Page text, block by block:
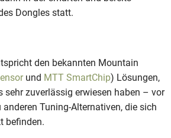
Dongles statt.
den bekannten Mountain
und MTT SmartChip) Lösungen,
sehr zuverlässig erwiesen haben – vor
Tuning-Alternativen, die sich
befinden.